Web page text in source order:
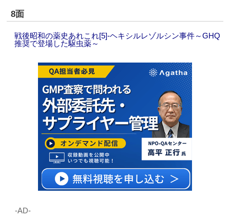
8面
戦後昭和の薬史あれこれ[5]‐ヘキシルレゾルシン事件～GHQ
推奨で登場した駆虫薬～
‐AD‐